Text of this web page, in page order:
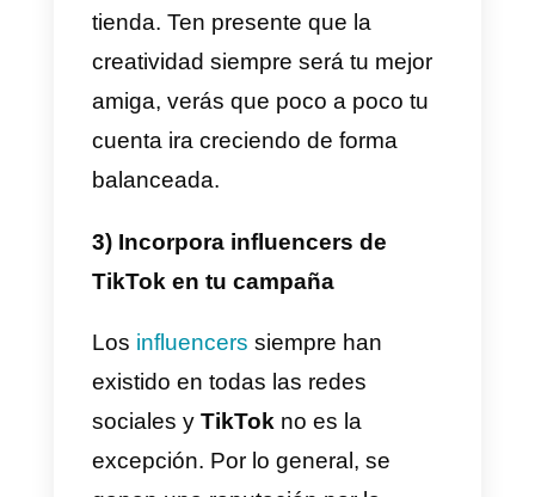
investigación de hashtags
específicos antes de hacer
publicaciones en nuestra cuenta.
De forma que nuestros post se
correctas.
Algunos de los beneficios para
una marca que usa hashtags
de TikTok son: